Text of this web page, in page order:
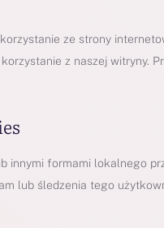
ze strony
z naszej witryny.
formami lokalnego
lub śledzenia tego